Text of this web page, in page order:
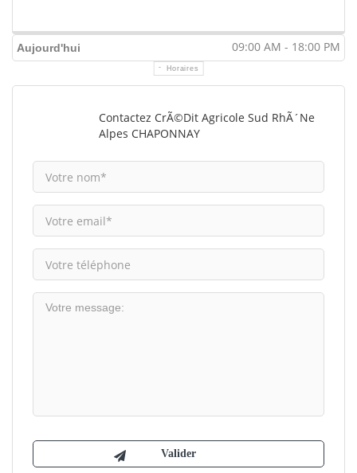
Aujourd'hui 09:00 AM - 18:00 PM
Horaires
Contactez CrÃ©dit Agricole Sud RhÃ´ne
Alpes CHAPONNAY